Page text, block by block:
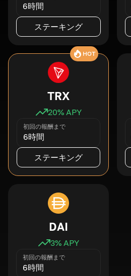
6時間
ステーキング
HOT
TRX
20% APY
初回の報酬まで
6時間
ステーキング
DAI
3% APY
初回の報酬まで
6時間